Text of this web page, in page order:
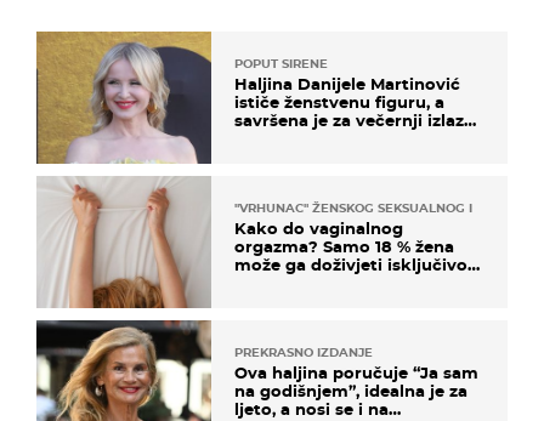
POPUT SIRENE
Haljina Danijele Martinović
ističe ženstvenu figuru, a
savršena je za večernji izlazak
"VRHUNAC" ŽENSKOG SEKSUALNOG ISKUSTVA
Kako do vaginalnog
orgazma? Samo 18 % žena
može ga doživjeti isključivo
PREKRASNO IZDANJE
Ova haljina poručuje “Ja sam
na godišnjem”, idealna je za
ljeto, a nosi se i na